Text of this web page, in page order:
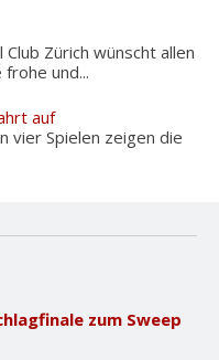
Zürich wünscht allen
und...
auf
vier Spielen zeigen die
zum Sweep